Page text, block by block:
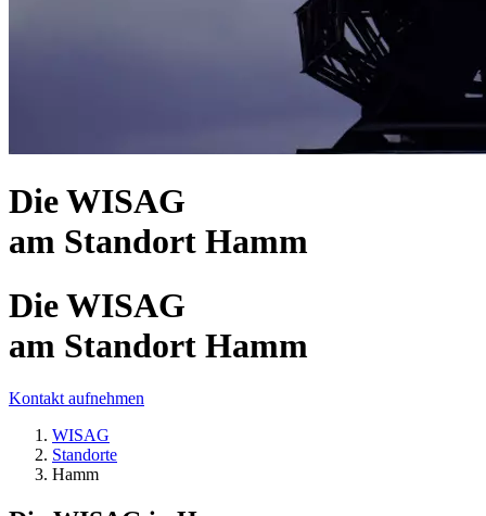
Die WISAG
am Standort Hamm
Die WISAG
am Standort Hamm
Kontakt aufnehmen
WISAG
Standorte
Hamm